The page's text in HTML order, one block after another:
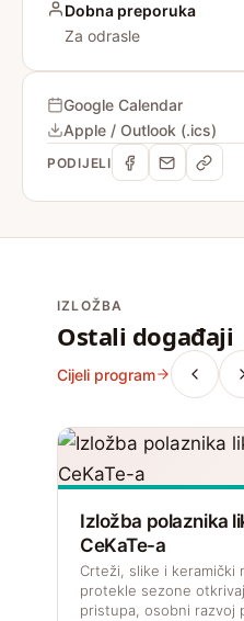
Dobna preporuka
Za odrasle
Google Calendar
Apple / Outlook (.ics)
PODIJELI
IZLOŽBA
Ostali događaji
Cijeli program
Izložba polaznika
CeKaTe-a
Crteži, slike i keramički
protekle sezone
pristupa, osobni razvoj